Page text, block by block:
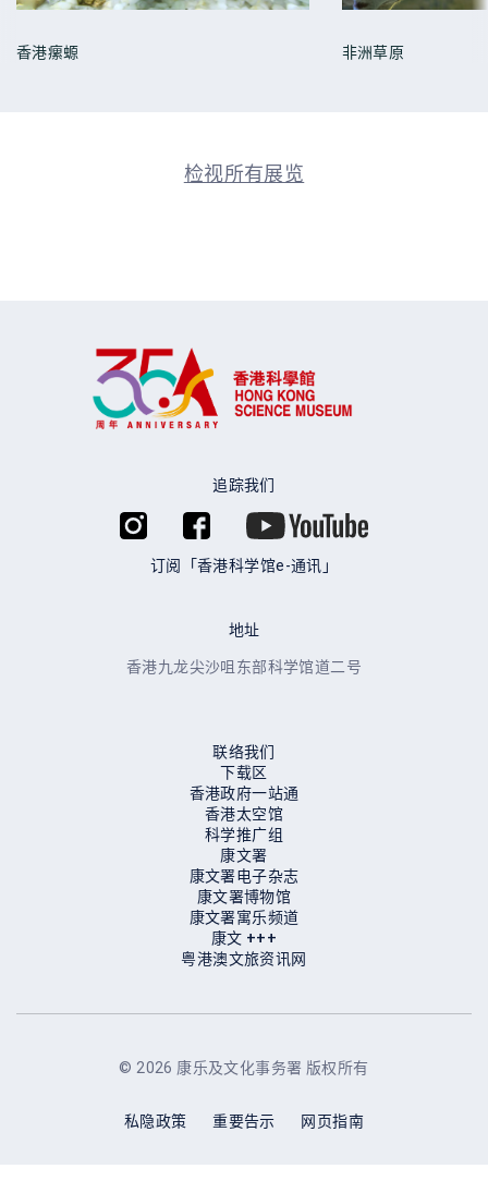
香港瘰螈 非洲草原
检视所有展览
追踪我们
订阅「香港科学馆e-通讯」
地址
香港九龙尖沙咀东部科学馆道二号
联络我们
下载区
香港政府一站通
香港太空馆
科学推广组
康文署
康文署电子杂志
康文署博物馆
康⽂署寓乐频道
康⽂ +++
粤港澳文旅资讯网
© 2026 康乐及文化事务署 版权所有
私隐政策 重要告示 网页指南